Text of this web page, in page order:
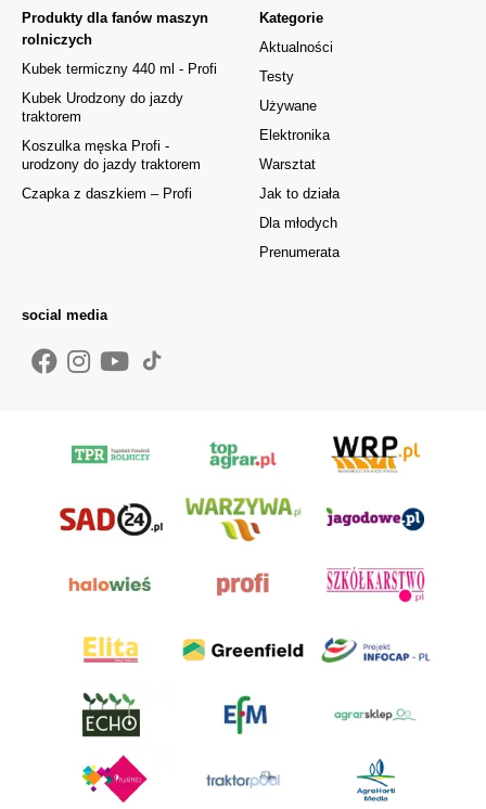
Kategorie
Aktualności
Testy
Używane
Elektronika
Warsztat
Jak to działa
Dla młodych
Prenumerata
Produkty dla fanów maszyn
rolniczych
Kubek termiczny 440 ml - Profi
Kubek Urodzony do jazdy
traktorem
Koszulka męska Profi -
urodzony do jazdy traktorem
Czapka z daszkiem – Profi
social media